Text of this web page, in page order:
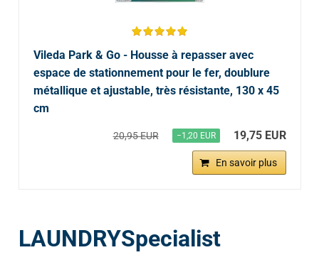
Vileda Park & Go - Housse à repasser avec
espace de stationnement pour le fer, doublure
métallique et ajustable, très résistante, 130 x 45
cm
20,95 EUR −1,20 EUR 19,75 EUR
En savoir plus
LAUNDRYSpecialist